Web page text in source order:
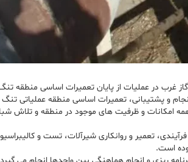
غرب در عملیات از پایان تعمیرات اساسی منطقه
همه امکانات و ظرفیت های موجود در منطقه و تلاش
تعمیر و روانکاری شیرآلات، تست و
است.